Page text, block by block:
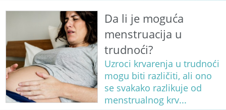
Da li je moguća
menstruacija u
trudnoći?
Uzroci krvarenja u trudnoći
mogu biti različiti, ali ono
se svakako razlikuje od
menstrualnog krv...